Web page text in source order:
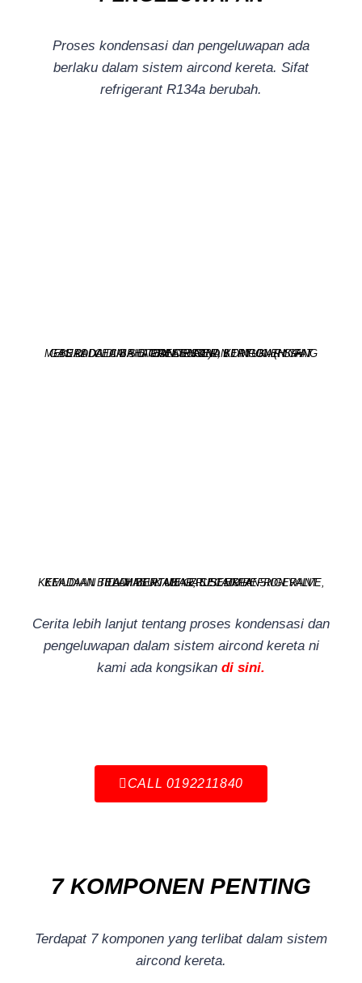
Proses kondensasi dan pengeluwapan ada
berlaku dalam sistem aircond kereta. Sifat
refrigerant R134a berubah.
GAS DI DALAM SISTEM AIRCOND BERTUKAR SIFAT MENJADI CECAIR DI CONDENSER, KOMPONEN YANG BERADA DI BAHAGIAN TEKANAN TINGGI. (HIGH PRESSURE)
KEMUDIAN BILA MASUK MENERUSI EXPANSION VALVE, KEADAAN TELAH BERTUKAR, CECAIR REFRIGERANT TADI MENJADI GAS SEMULA.
Cerita lebih lanjut tentang proses kondensasi dan
pengeluwapan dalam sistem aircond kereta ni
kami ada kongsikan di sini.
CALL 0192211840
7 KOMPONEN PENTING
Terdapat 7 komponen yang terlibat dalam sistem
aircond kereta.